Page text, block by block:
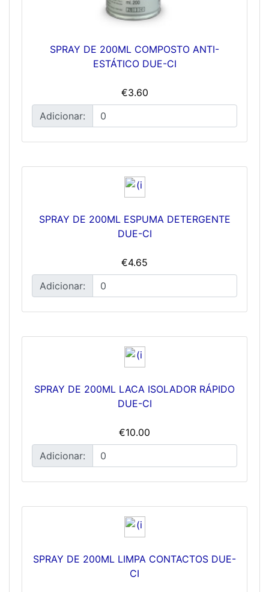
SPRAY DE 200ML COMPOSTO ANTI-
ESTÁTICO DUE-CI
€3.60
Adicionar:
SPRAY DE 200ML ESPUMA DETERGENTE
DUE-CI
€4.65
Adicionar:
SPRAY DE 200ML LACA ISOLADOR RÁPIDO
DUE-CI
€10.00
Adicionar:
SPRAY DE 200ML LIMPA CONTACTOS DUE-
CI